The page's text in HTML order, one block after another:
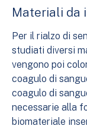
Materiali da
Per il rialzo di
studiati diversi
vengono poi
coagulo di
coagulo di
necessarie alla
biomateriale